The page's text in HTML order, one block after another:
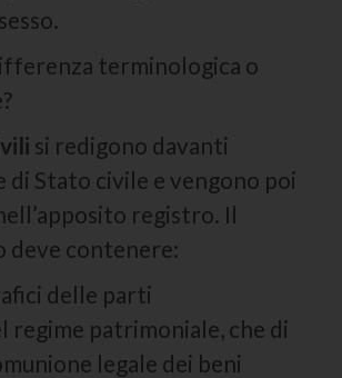
terminologica o
si redigono davanti
di Stato civile e vengono poi
registro. Il
deve contenere:
delle parti
regime patrimoniale, che di
legale dei beni